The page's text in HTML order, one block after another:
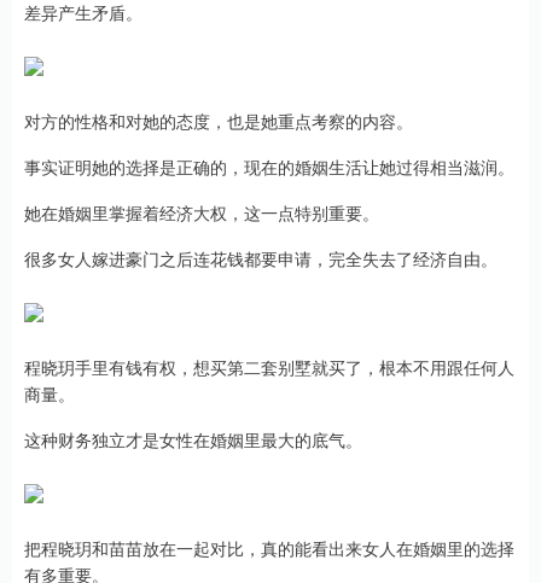
差异产生矛盾。
对方的性格和对她的态度，也是她重点考察的内容。
事实证明她的选择是正确的，现在的婚姻生活让她过得相当滋润。
她在婚姻里掌握着经济大权，这一点特别重要。
很多女人嫁进豪门之后连花钱都要申请，完全失去了经济自由。
程晓玥手里有钱有权，想买第二套别墅就买了，根本不用跟任何人
商量。
这种财务独立才是女性在婚姻里最大的底气。
把程晓玥和苗苗放在一起对比，真的能看出来女人在婚姻里的选择
有多重要。